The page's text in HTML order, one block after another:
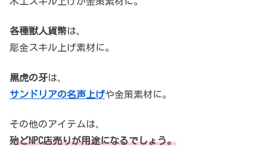
各種獣人貨幣は、
彫金スキル上げ素材に。
黒虎の牙は、
サンドリアの名声上げや金策素材に。
その他のアイテムは、
殆どNPC店売りが用途になるでしょう。